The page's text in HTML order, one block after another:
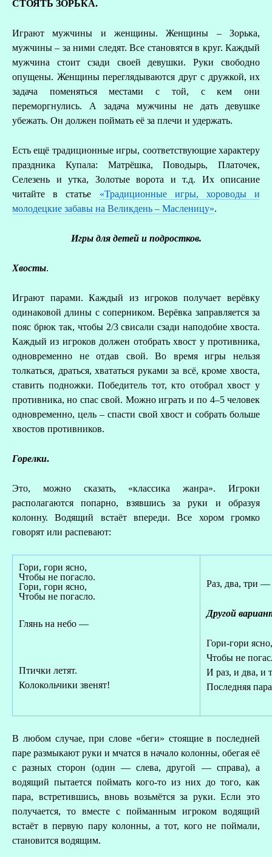
СТОЯТЬ ЗОРЬКА.
Играют мужчины и женщины. Женщины – Зорька,
мужчины – за ними следят. Все становятся в круг. Каждый
мужчина стоит сзади своей девушки. Руки свободно
опущены. Женщины переглядываются друг с дружкой, их
задача поменяться местами с той, с кем они
переморгнулись. А задача мужчины не дать девушке
убежать. Он должен поймать её за плечи и удержать.
Есть ещё традиционные игры, соответствующие характеру
праздника Купала: Матрёшка, Поводырь, Платочек,
Селезень и утка, Золотые ворота и т.д. Их описание
читайте в статье «Традиционные игры, хороводы и
молодецкие забавы на Великдень – Масленицу».
Игры для детей и подростков.
Хвосты.
Играют парами. Каждый из игроков получает верёвку
одинаковой длины с соперником. Верёвка заправляется за
пояс брюк так, чтобы 2/3 свисали сзади наподобие хвоста.
Каждый из игроков должен отобрать хвост у противника,
одновременно не отдав свой. Во время игры нельзя
толкаться, драться, хвататься руками за всё, кроме хвоста,
ставить подножки. Победитель тот, кто отобрал хвост у
противника, но спас свой. Можно играть и по 4–5 человек
одновременно, цель – спасти свой хвост и собрать больше
хвостов противников.
Горелки.
Это, можно сказать, «классика жанра». Игроки
располагаются попарно, взявшись за руки и образуя
колонну. Водящий встаёт впереди. Все хором громко
говорят или распевают:
Гори, гори ясно,
Чтобы не погасло.
Гори, гори ясно,
Чтобы не погасло.
Глянь на небо —
Птички летят.
Колокольчики звенят!
Раз, два, три
Другой
Гори-гори ясно,
Чтобы не
И раз, и два, и
Последняя
В любом случае, при слове «беги» стоящие в последней
паре размыкают руки и мчатся в начало колонны, обегая её
с разных сторон (один — слева, другой — справа), а
водящий пытается поймать кого-то из них до того, как
пара, встретившись, вновь возьмётся за руки. Если это
получается, то вместе с пойманным игроком водящий
встаёт в первую пару колонны, а тот, кого не поймали,
становится водящим.